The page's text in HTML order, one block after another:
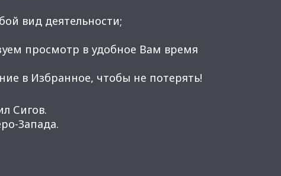
вид деятельности;
просмотр в удобное Вам время
в Избранное, чтобы не потерять!
Сигов.
Запада.